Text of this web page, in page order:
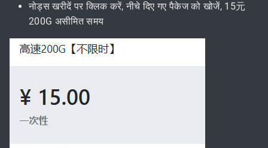
नोड्स खरीदें पर क्लिक करें, नीचे दिए गए पैकेज को खोजें, 15元
200G असीमित समय